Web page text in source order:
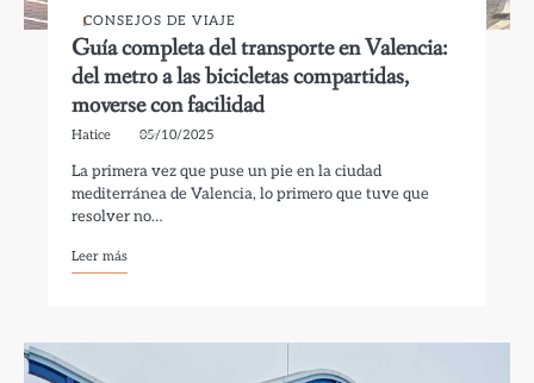
CONSEJOS DE VIAJE
Guía completa del transporte en Valencia:
del metro a las bicicletas compartidas,
moverse con facilidad
Hatice 05/10/2025
La primera vez que puse un pie en la ciudad
mediterránea de Valencia, lo primero que tuve que
resolver no…
Leer más